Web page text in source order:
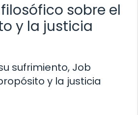
sobre el
y la justicia
sufrimiento, Job
y la justicia